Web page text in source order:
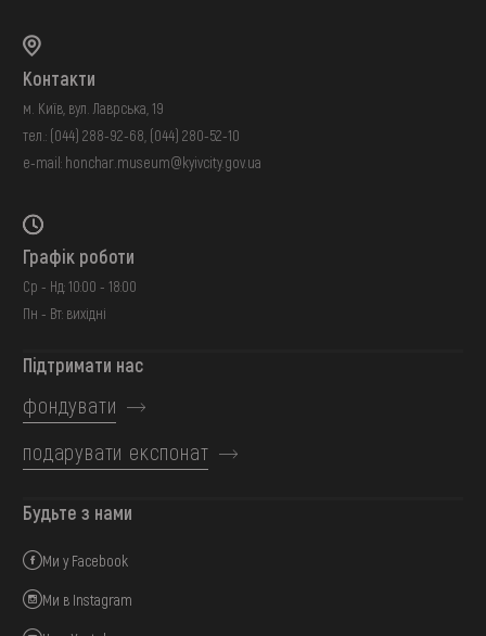
Контакти
м. Київ, вул. Лаврська, 19
тел.: (044) 288-92-68 (044) 280-52-10
e-mail: honchar.museum@kyivcity.gov.ua
Графік роботи
Ср - Нд: 10:00 - 18:00
Пн - Вт: вихідні
Підтримати нас
фондувати
подарувати експонат
Будьте з нами
Ми у Facebook
Ми в Instagram